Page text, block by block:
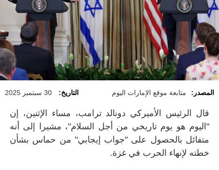
المصدر: متابعة موقع الإمارات اليوم التاريخ: 30 سبتمبر 2025
قال الرئيس الأميركي دونالد ترامب، مساء الإثنين، إن
"اليوم هو يوم تاريخي من أجل السلام"، مشيرا إلى أنه
متفائل بالحصول على "جواب إيجابي" من حماس بشأن
خطته لإنهاء الحرب في غزة.